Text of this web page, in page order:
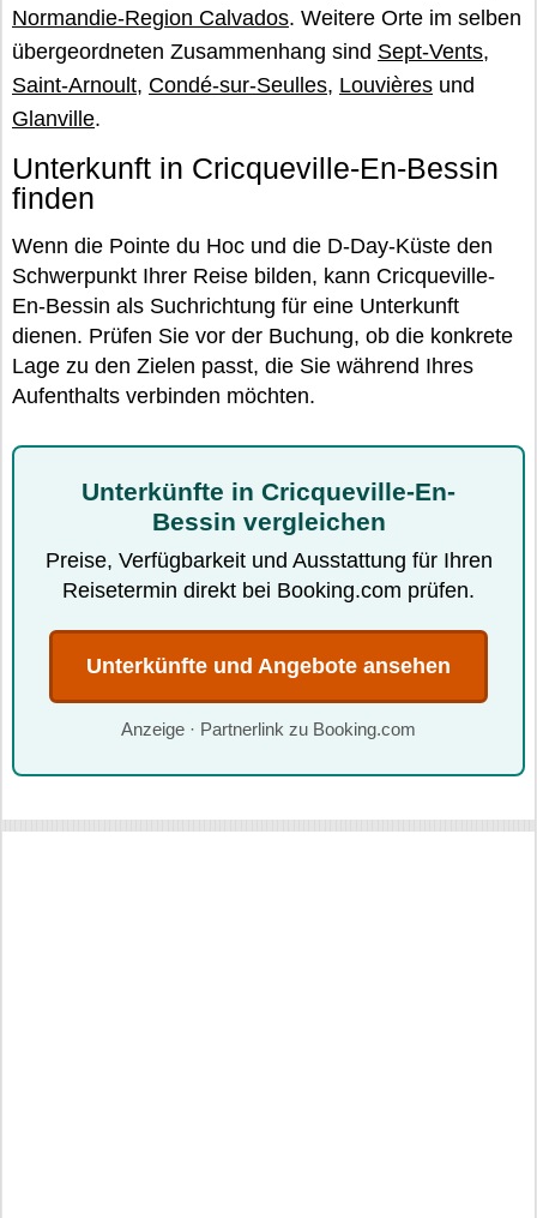
Normandie-Region Calvados. Weitere Orte im selben
übergeordneten Zusammenhang sind Sept-Vents,
Saint-Arnoult, Condé-sur-Seulles, Louvières und
Glanville.
Unterkunft in Cricqueville-En-Bessin
finden
Wenn die Pointe du Hoc und die D-Day-Küste den
Schwerpunkt Ihrer Reise bilden, kann Cricqueville-
En-Bessin als Suchrichtung für eine Unterkunft
dienen. Prüfen Sie vor der Buchung, ob die konkrete
Lage zu den Zielen passt, die Sie während Ihres
Aufenthalts verbinden möchten.
Unterkünfte in Cricqueville-En-
Bessin vergleichen
Preise, Verfügbarkeit und Ausstattung für Ihren
Reisetermin direkt bei Booking.com prüfen.
Unterkünfte und Angebote ansehen
Anzeige · Partnerlink zu Booking.com